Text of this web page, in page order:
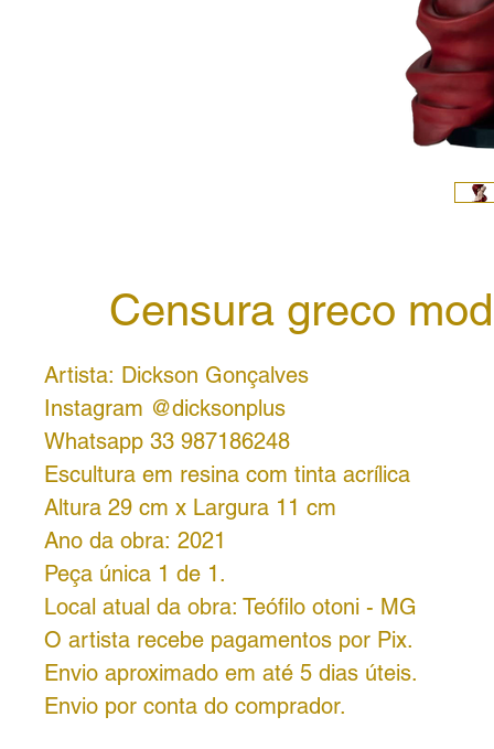
Censura greco
Artista: Dickson Gonçalves
Instagram @dicksonplus
Whatsapp 33 987186248
Escultura em resina com tinta acrílica
Altura 29 cm x Largura 11 cm
Ano da obra: 2021
Peça única 1 de 1.
Local atual da obra: Teófilo otoni - MG
O artista recebe pagamentos por Pix.
Envio aproximado em até 5 dias úteis.
Envio por conta do comprador.